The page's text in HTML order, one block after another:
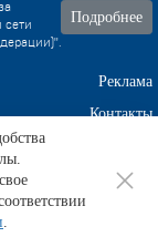
сети
Подробнее
Реклама
Контакты
Техническа поддержка
.